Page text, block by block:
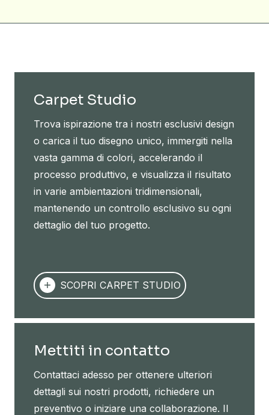
Carpet Studio
Trova ispirazione tra i nostri esclusivi design
o carica il tuo disegno unico, immergiti nella
vasta gamma di colori, accelerando il
processo produttivo, e visualizza il risultato
in varie ambientazioni tridimensionali,
mantenendo un controllo esclusivo su ogni
dettaglio del tuo progetto.
SCOPRI CARPET STUDIO
Mettiti in contatto
Contattaci adesso per ottenere ulteriori
dettagli sui nostri prodotti, richiedere un
preventivo o iniziare una collaborazione. Il